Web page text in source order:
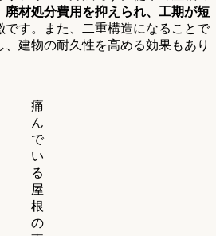
廃材処分費用を抑えられ、工期が短
です。また、二重構造になることで
建物の耐久性を高める効果もあり
痛
ん
で
い
る
屋
根
の